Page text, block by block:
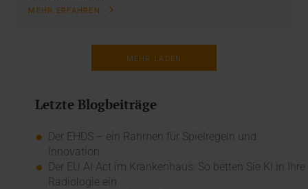
MEHR ERFAHREN
MEHR LADEN
Letzte Blogbeiträge
Der EHDS – ein Rahmen für Spielregeln und
Innovation
Der EU AI Act im Krankenhaus: So betten Sie KI in Ihre
Radiologie ein